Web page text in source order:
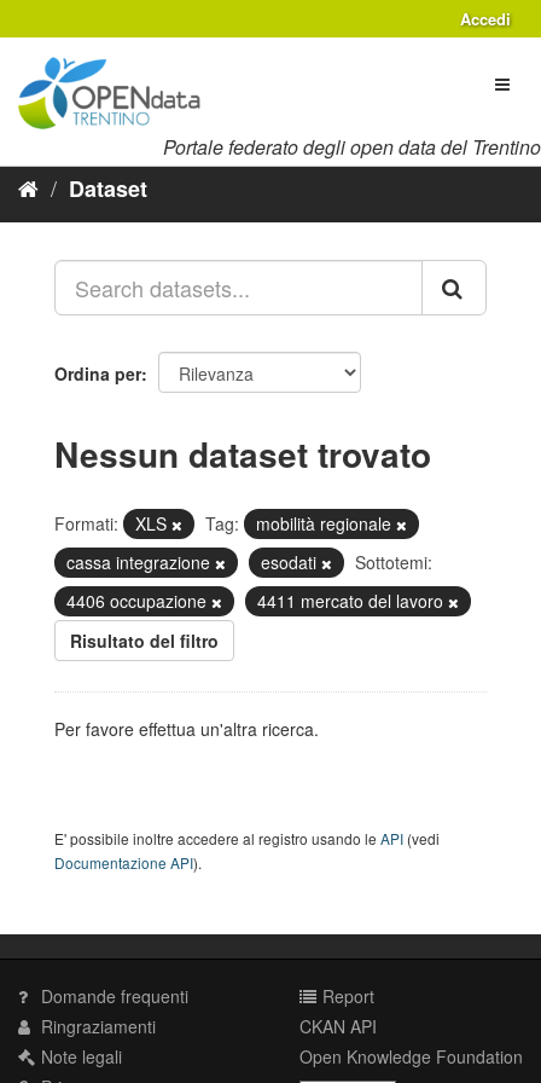
al
contenuto
Accedi
Portale federato degli open data del Trentino
Dataset
Ordina per
Nessun dataset trovato
Formati: XLS Tag:
mobilità regionale
cassa integrazione
esodati
Sottotemi:
4406 occupazione
4411 mercato del lavoro
Risultato del filtro
Per favore effettua un'altra ricerca.
E' possibile inoltre accedere al registro usando le API (vedi
Documentazione API).
Domande frequenti
Ringraziamenti
Note legali
Report
CKAN API
Open Knowledge Foundation